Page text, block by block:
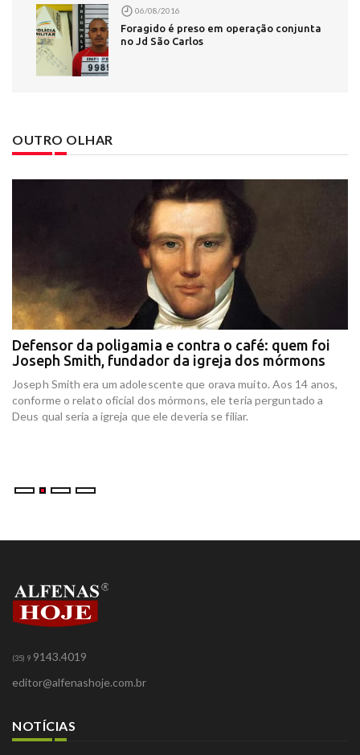
06/08/2016
Foragido é preso em operação conjunta
no Jd São Carlos
OUTRO OLHAR
Defensor da poligamia e contra o café: quem foi
Joseph Smith, fundador da igreja dos mórmons
Joseph Smith era um adolescente que orava muito. Aos 14 anos,
conforme o relato oficial dos mórmons, ele teria perguntado a
Deus qual seria a igreja que ele deveria se filiar.
(35) 9 9143.4019
editor@alfenashoje.com.br
NOTÍCIAS